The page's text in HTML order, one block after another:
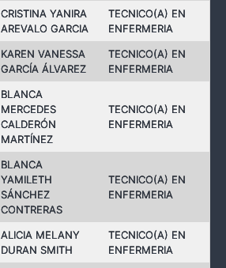
CRISTINA YANIRA
AREVALO GARCIA
TECNICO(A) EN
ENFERMERIA
KAREN VANESSA
GARCÍA ÁLVAREZ
TECNICO(A) EN
ENFERMERIA
BLANCA
MERCEDES
CALDERÓN
MARTÍNEZ
TECNICO(A) EN
ENFERMERIA
BLANCA
YAMILETH
SÁNCHEZ
CONTRERAS
TECNICO(A) EN
ENFERMERIA
ALICIA MELANY
DURAN SMITH
TECNICO(A) EN
ENFERMERIA